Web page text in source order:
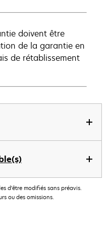
doivent être
de la garantie en
de rétablissement
d'être modifiés sans préavis.
ou des omissions.